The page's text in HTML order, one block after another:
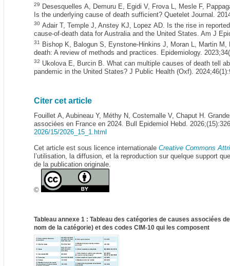
29 Desesquelles A, Demuru E, Egidi V, Frova L, Mesle F,
Is the underlying cause of death sufficient? Quetelet Journal.
30 Adair T, Temple J, Anstey KJ, Lopez AD. Is the rise in
cause-of-death data for Australia and the United States. Am J
31
Bishop K, Balogun S, Eynstone-Hinkins J, Moran L, Martin
death: A review of methods and practices. Epidemiology.
32 Ukolova E, Burcin B. What can multiple causes of death tell
pandemic in the United States? J Public Health (Oxf).
Citer cet article
Fouillet A, Aubineau Y, Méthy N, Costemalle V, Chaput H.
associées en France en 2024. Bull Epidemiol Hebd.
2026/15/2026_15_1.html
Cet article est sous licence internationale Creative Commons
l’utilisation, la diffusion, et la reproduction sur quelque support
de la publication originale.
©
Tableau annexe 1 : Tableau des catégories de causes associées
nom de la catégorie) et des codes CIM-10 qui les composent